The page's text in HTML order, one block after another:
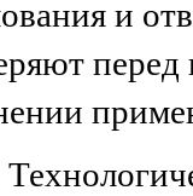
и
перед